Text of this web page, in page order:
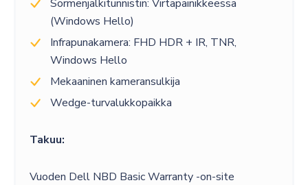
Sormenjälkitunnistin: Virtapainikkeessa
(Windows Hello)
Infrapunakamera: FHD HDR + IR, TNR,
Windows Hello
Mekaaninen kameransulkija
Wedge-turvalukkopaikka
Takuu:
Vuoden Dell NBD Basic Warranty -on-site